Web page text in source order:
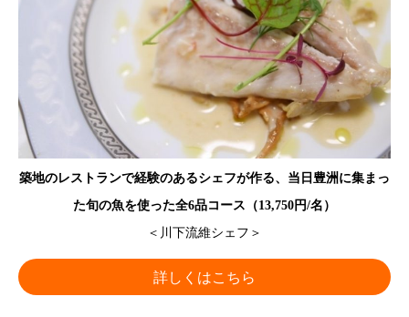
築地のレストランで経験のあるシェフが作る、当日豊洲に集まっ
た旬の魚を使った全6品コース（13,750円/名）
＜川下流維シェフ＞
詳しくはこちら